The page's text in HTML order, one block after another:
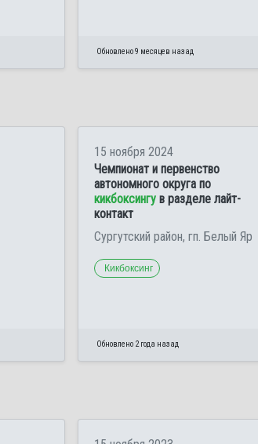
Обновлено 9 месяцев назад
15 ноября 2024
Чемпионат и первенство
автономного округа по
кикбоксингу в разделе лайт-
контакт
Сургутский район, гп. Белый Яр
Кикбоксинг
Обновлено 2 года назад